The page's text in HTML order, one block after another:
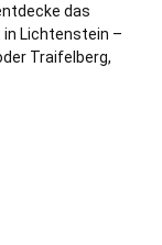
das
in Lichtenstein –
Traifelberg,